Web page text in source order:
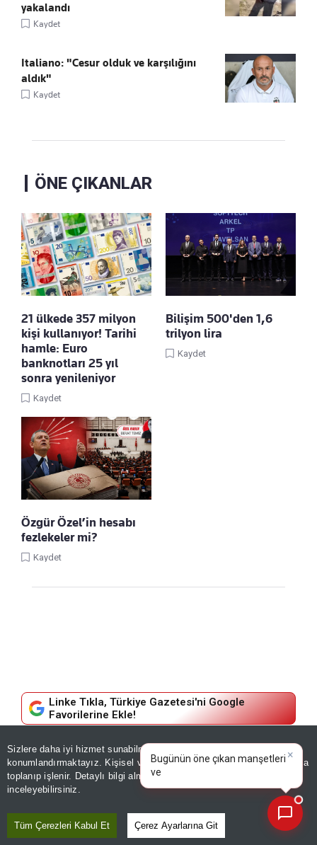
Sizlere daha iyi hizmet sunabilmek adına sitemizde
konumlandırmaktayız. Kişisel verileriniz, KVKK ve GDPR kapsamında
toplanıp işlenir. Detaylı bilgi almak için
inceleyebilirsiniz.
Tüm Çerezleri Kabul Et Çerez Ayarlarına Git
yakalandı
Kaydet
Italiano: "Cesur olduk ve karşılığını
aldık"
Kaydet
ÖNE ÇIKANLAR
21 ülkede 357 milyon
kişi kullanıyor! Tarihi
hamle: Euro
banknotları 25 yıl
sonra yenileniyor
Kaydet
Bilişim 500'den 1,6
trilyon lira
Kaydet
Özgür Özel’in hesabı
fezlekeler mi?
Kaydet
Linke Tıkla, Türkiye Gazetesi'ni Google
Favorilerine Ekle!
EKONOMI
21 ülkede 357 milyon kişi
banknotları 25 yıl sonra
×
Bugünün öne çıkan manşetleri
ve gelişmeleri neler?